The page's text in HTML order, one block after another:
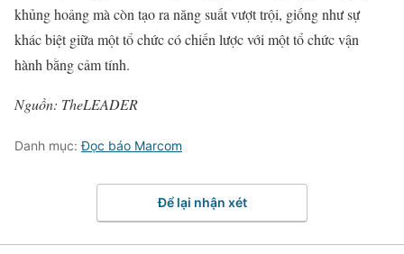
khủng hoảng mà còn tạo ra năng suất vượt trội, giống như sự
khác biệt giữa một tổ chức có chiến lược với một tổ chức vận
hành bằng cảm tính.
Nguồn: TheLEADER
Danh mục:Đọc báo Marcom
Để lại nhận xét